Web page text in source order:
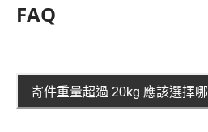
FAQ
寄件重量超過 20kg 應該選擇